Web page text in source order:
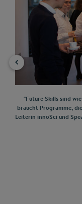
"Future Skills sind
braucht Programme,
Leiterin innoSci und